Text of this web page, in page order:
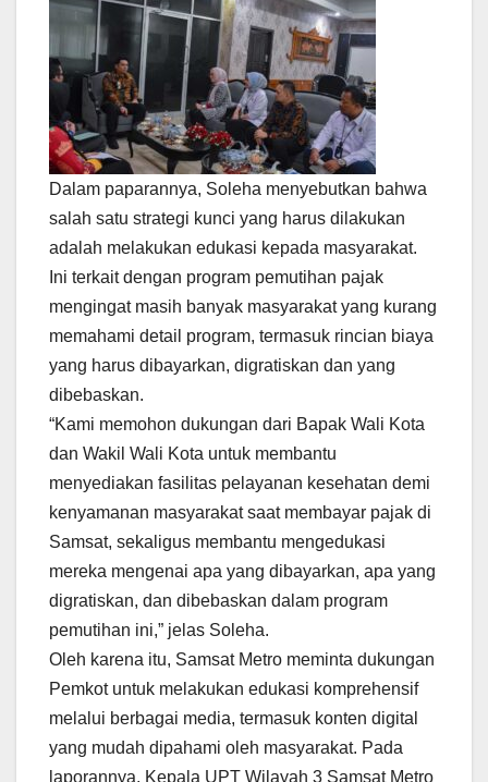
Dalam paparannya, Soleha menyebutkan bahwa
salah satu strategi kunci yang harus dilakukan
adalah melakukan edukasi kepada masyarakat.
Ini terkait dengan program pemutihan pajak
mengingat masih banyak masyarakat yang kurang
memahami detail program, termasuk rincian biaya
yang harus dibayarkan, digratiskan dan yang
dibebaskan.
“Kami memohon dukungan dari Bapak Wali Kota
dan Wakil Wali Kota untuk membantu
menyediakan fasilitas pelayanan kesehatan demi
kenyamanan masyarakat saat membayar pajak di
Samsat, sekaligus membantu mengedukasi
mereka mengenai apa yang dibayarkan, apa yang
digratiskan, dan dibebaskan dalam program
pemutihan ini,” jelas Soleha.
Oleh karena itu, Samsat Metro meminta dukungan
Pemkot untuk melakukan edukasi komprehensif
melalui berbagai media, termasuk konten digital
yang mudah dipahami oleh masyarakat. Pada
laporannya, Kepala UPT Wilayah 3 Samsat Metro